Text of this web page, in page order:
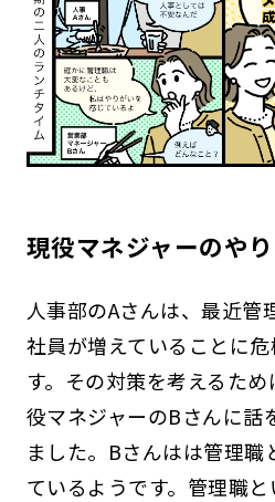
現役マネジャーのや
人事部のAさんは、最近管
社員が増えていることに
す。その対策を考えるた
役マネジャーのBさんに話
ました。Bさんはは管理職
ているようです。管理職